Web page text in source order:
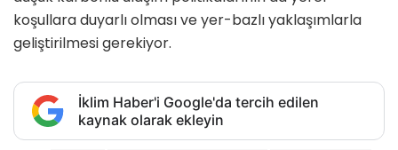
koşullara duyarlı olması ve yer-bazlı yaklaşımlarla
geliştirilmesi gerekiyor.
İklim Haber'i Google'da tercih edilen
kaynak olarak ekleyin